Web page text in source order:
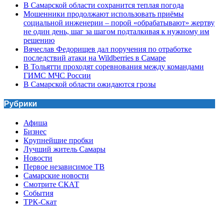
В Самарской области сохранится теплая погода
Мошенники продолжают использовать приёмы
социальной инженерии – порой «обрабатывают» жертву
не один день, шаг за шагом подталкивая к нужному им
решению
Вячеслав Федорищев дал поручения по отработке
последствий атаки на Wildberries в Самаре
В Тольятти проходят соревнования между командами
ГИМС МЧС России
В Самарской области ожидаются грозы
Рубрики
Афиша
Бизнес
Крупнейшие пробки
Лучший житель Самары
Новости
Первое независимое ТВ
Самарские новости
Смотрите СКАТ
События
ТРК-Скат